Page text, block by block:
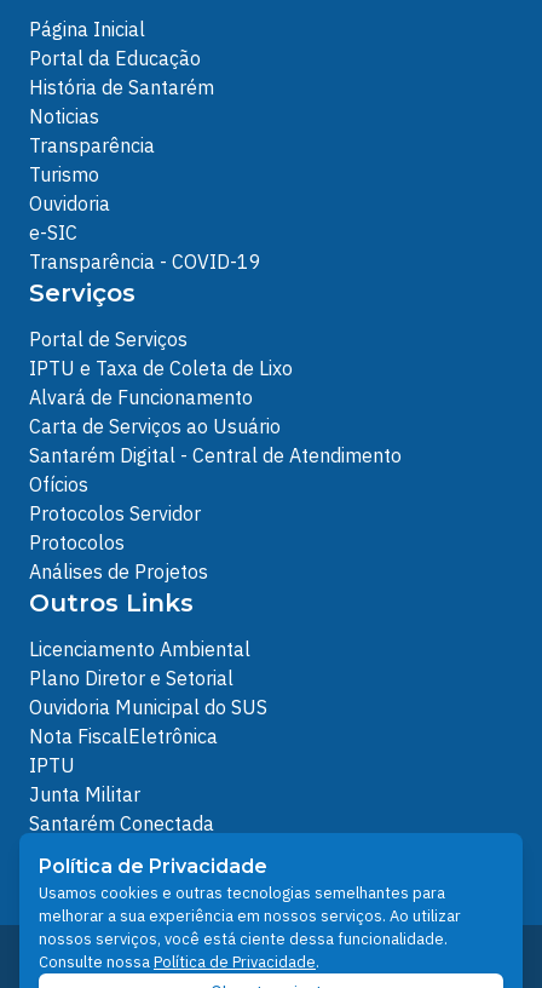
Página Inicial
Portal da Educação
História de Santarém
Noticias
Transparência
Turismo
Ouvidoria
e-SIC
Transparência - COVID-19
Serviços
Portal de Serviços
IPTU e Taxa de Coleta de Lixo
Alvará de Funcionamento
Carta de Serviços ao Usuário
Santarém Digital - Central de Atendimento
Ofícios
Protocolos Servidor
Protocolos
Análises de Projetos
Outros Links
Licenciamento Ambiental
Plano Diretor e Setorial
Ouvidoria Municipal do SUS
Nota FiscalEletrônica
IPTU
Junta Militar
Santarém Conectada
Política de Privacidade
People illustrations by Storyset
Desenvolvido pelo Núcleo Técnico de Gestão de
Tecnologia da Informação - NTI
Política de Privacidade
Usamos cookies e outras tecnologias semelhantes para
melhorar a sua experiência em nossos serviços. Ao utilizar
nossos serviços, você está ciente dessa funcionalidade.
Consulte nossaPolítica de Privacidade.